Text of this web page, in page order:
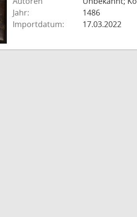
Jahr:
1486
Importdatum:
17.03.2022